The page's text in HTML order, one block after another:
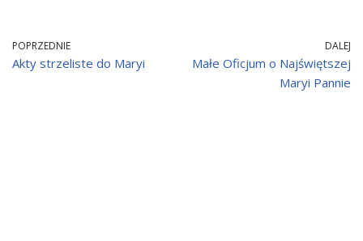
POPRZEDNIE
Akty strzeliste do Maryi
DALEJ
Małe Oficjum o Najświętszej
Maryi Pannie